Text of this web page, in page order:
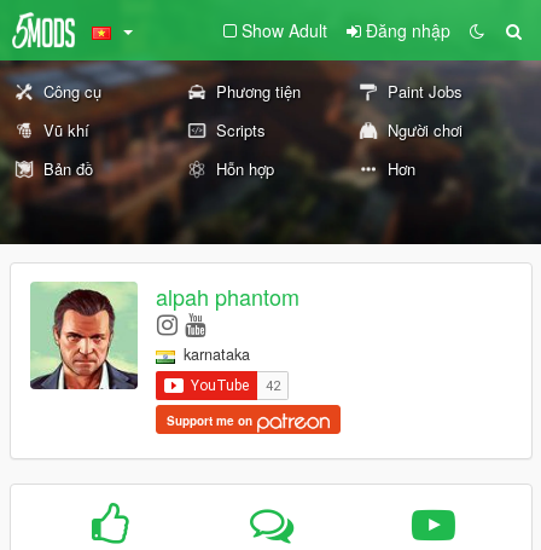
Show Adult Đăng nhập
Công cụ Phương tiện
Paint Jobs
Vũ khí
Scripts
Người chơi
Bản đồ
Hỗn hợp Hơn
alpah phantom
karnataka
Support me on